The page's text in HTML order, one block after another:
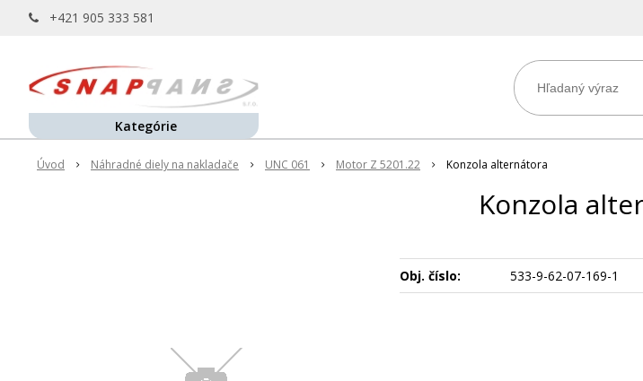
+421 905 333 581
Úvod Náhradné diely na nakladače UNC 061 Motor Z 5201.22 Konzola alternátora
Konzola
Obj. číslo: 533-9-62-07-169-1
Kategórie